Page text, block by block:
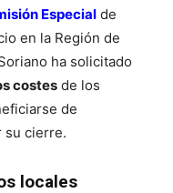
Especial de
en la Región de
ha solicitado
costes de los
de
su cierre.
locales